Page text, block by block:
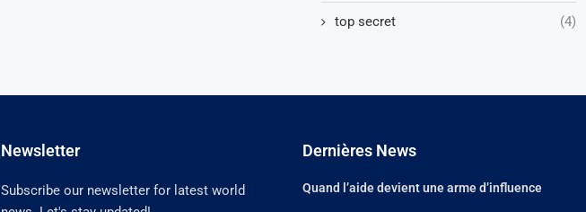
top secret (4)
Newsletter
Subscribe our newsletter for latest world
Dernières News
Quand l’aide devient une arme d’influence